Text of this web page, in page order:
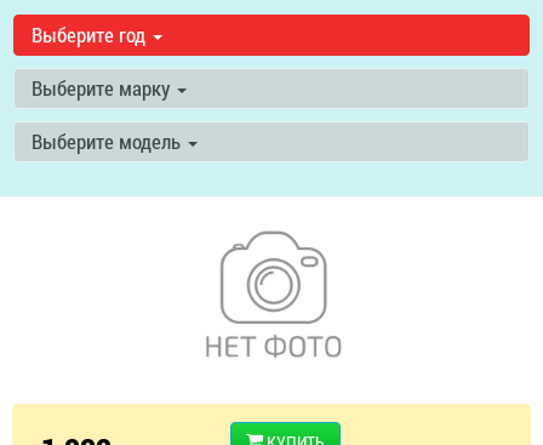
Выберите год
Выберите марку
Выберите модель